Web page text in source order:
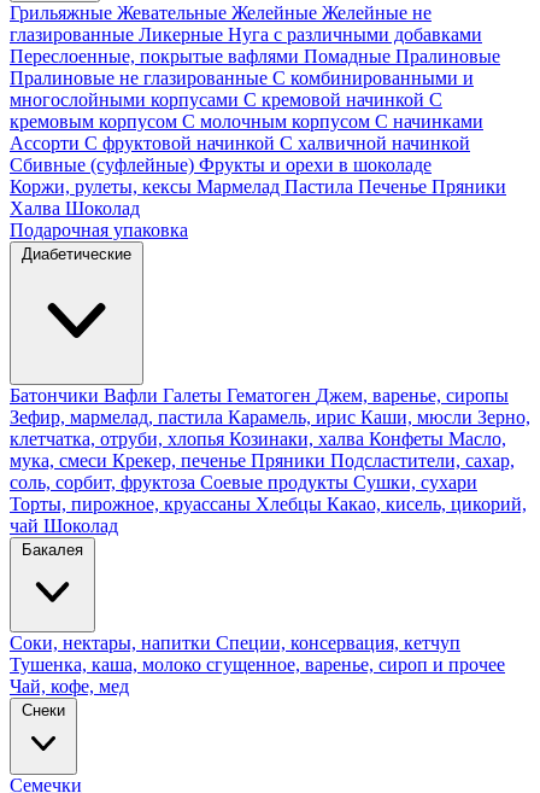
Грильяжные Жевательные Желейные Желейные не
глазированные Ликерные Нуга с различными добавками
Переслоенные, покрытые вафлями Помадные Пралиновые
Пралиновые не глазированные С комбинированными и
многослойными корпусами С кремовой начинкой С
кремовым корпусом С молочным корпусом С начинками
Ассорти С фруктовой начинкой С халвичной начинкой
Сбивные (суфлейные) Фрукты и орехи в шоколаде
Коржи, рулеты, кексы Мармелад Пастила Печенье Пряники
Халва Шоколад
Подарочная упаковка
Диабетические
Батончики Вафли Галеты Гематоген Джем, варенье, сиропы
Зефир, мармелад, пастила Карамель, ирис Каши, мюсли Зерно,
клетчатка, отруби, хлопья Козинаки, халва Конфеты Масло,
мука, смеси Крекер, печенье Пряники Подсластители, сахар,
соль, сорбит, фруктоза Соевые продукты Сушки, сухари
Торты, пирожное, круассаны Хлебцы Какао, кисель, цикорий,
чай Шоколад
Бакалея
Соки, нектары, напитки Специи, консервация, кетчуп
Тушенка, каша, молоко сгущенное, варенье, сироп и прочее
Чай, кофе, мед
Снеки
Семечки